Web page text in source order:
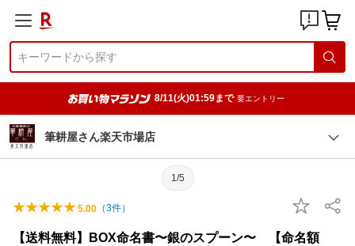
8/11(火)01:59まで 要エントリー
筆耕屋さん楽天市場店
1/5
5.00 （3件）
【送料無料】BOX命名書〜銀のスプーン〜 【命名額